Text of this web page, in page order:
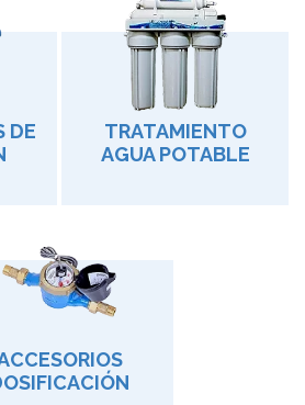
DE
TRATAMIENTO
AGUA POTABLE